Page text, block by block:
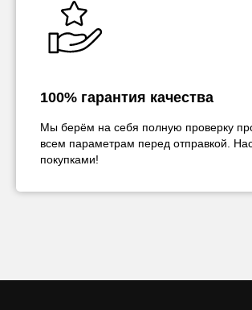
100% гарантия качества
Мы берём на себя полную проверку
всем параметрам перед отправкой.
покупками!